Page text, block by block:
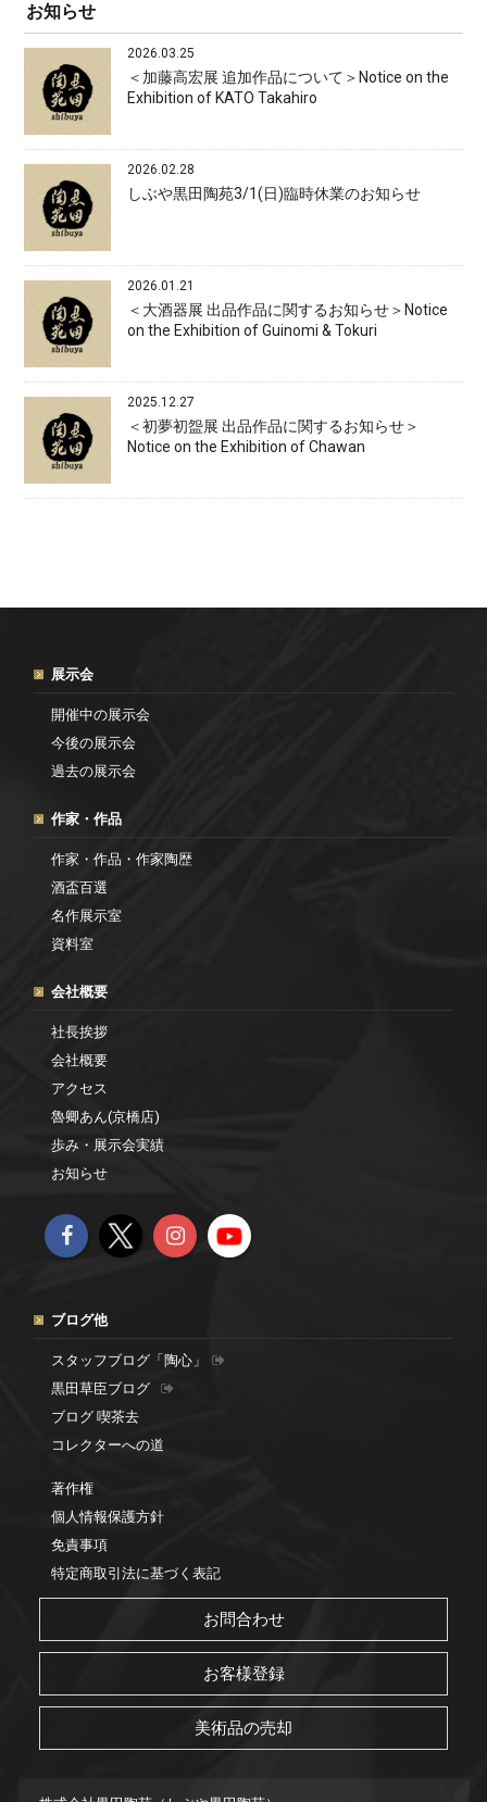
お知らせ
2026.03.25
＜加藤高宏展 追加作品について＞Notice on the
Exhibition of KATO Takahiro
2026.02.28
しぶや黒田陶苑3/1(日)臨時休業のお知らせ
2026.01.21
＜大酒器展 出品作品に関するお知らせ＞Notice
on the Exhibition of Guinomi & Tokuri
2025.12.27
＜初夢初盌展 出品作品に関するお知らせ＞
Notice on the Exhibition of Chawan
展示会
開催中の展示会
今後の展示会
過去の展示会
作家・作品
作家・作品・作家陶歴
酒盃百選
名作展示室
資料室
会社概要
社長挨拶
会社概要
アクセス
魯卿あん(京橋店)
歩み・展示会実績
お知らせ
ブログ他
スタッフブログ「陶心」
黒田草臣ブログ
ブログ 喫茶去
コレクターへの道
著作権
個人情報保護方針
免責事項
特定商取引法に基づく表記
お問合わせ
お客様登録
美術品の売却